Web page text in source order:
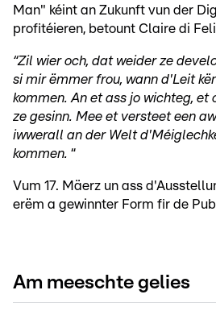
Man" kéint an Zukunft vun der
profitéieren, betount Claire di
“Zil wier och, dat weider ze
si mir ëmmer frou, wann d'Leit
kommen. An et ass jo wichteg, et
ze gesinn. Mee et versteet een
iwwerall an der Welt
kommen. “
Vum 17. Mäerz un ass
erëm a gewinnter Form fir de
Am meeschte gelies